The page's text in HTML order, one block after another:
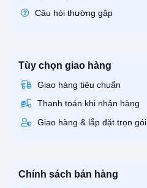
Câu hỏi thường gặp
Tùy chọn giao hàng
Giao hàng tiêu chuẩn
Thanh toán khi nhận hàng
Giao hàng & lắp đặt trọn gói
Chính sách bán hàng